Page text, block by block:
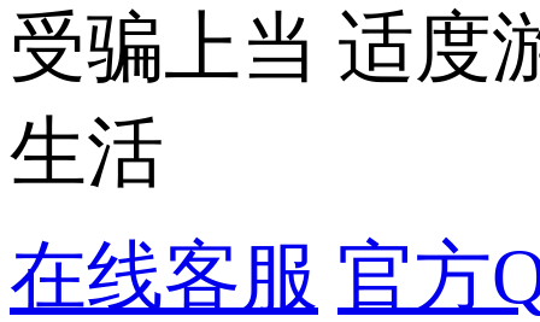
受骗上当 适度
生活
在线客服 官方